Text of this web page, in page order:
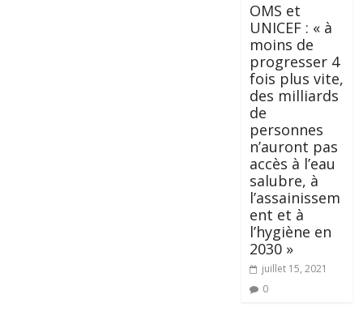
OMS et
UNICEF : « à
moins de
progresser 4
fois plus vite,
des milliards
de
personnes
n’auront pas
accès à l’eau
salubre, à
l’assainissem
ent et à
l’hygiène en
2030 »
juillet 15, 2021
0